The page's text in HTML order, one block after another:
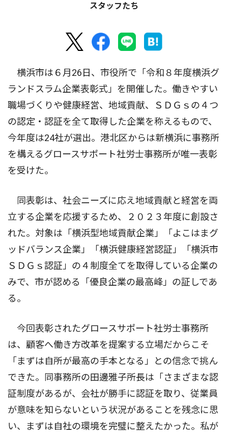
スタッフたち
横浜市は６月26日、市役所で「令和８年度横浜グ
ランドスラム企業表彰式」を開催した。働きやすい
職場づくりや健康経営、地域貢献、ＳＤＧｓの４つ
の認定・認証を全て取得した企業を称えるもので、
今年度は24社が選出。港北区からは新横浜に事務所
を構えるグロースサポート社労士事務所が唯一表彰
を受けた。
同表彰は、社会ニーズに応え地域貢献と経営を両
立する企業を応援するため、２０２３年度に創設さ
れた。対象は「横浜型地域貢献企業」「よこはまグ
ッドバランス企業」「横浜健康経営認証」「横浜市
ＳＤＧｓ認証」の４制度全てを取得している企業の
みで、市が認める「優良企業の最高峰」の証しであ
る。
今回表彰されたグロースサポート社労士事務所
は、顧客へ働き方改革を提案する立場だからこそ
「まずは自所が最高の手本となる」との信念で挑ん
できた。同事務所の田邊雅子所長は「さまざまな認
証制度があるが、会社が勝手に認証を取り、従業員
が意味を知らないという状況があることを残念に思
い、まずは自社の環境を完璧に整えたかった。私が